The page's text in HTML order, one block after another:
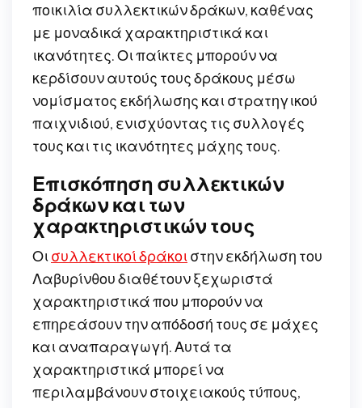
ποικιλία συλλεκτικών δράκων, καθένας
με μοναδικά χαρακτηριστικά και
ικανότητες. Οι παίκτες μπορούν να
κερδίσουν αυτούς τους δράκους μέσω
νομίσματος εκδήλωσης και στρατηγικού
παιχνιδιού, ενισχύοντας τις συλλογές
τους και τις ικανότητες μάχης τους.
Επισκόπηση συλλεκτικών
δράκων και των
χαρακτηριστικών τους
Οισυλλεκτικοί δράκοιστην εκδήλωση του
Λαβυρίνθου διαθέτουν ξεχωριστά
χαρακτηριστικά που μπορούν να
επηρεάσουν την απόδοσή τους σε μάχες
και αναπαραγωγή. Αυτά τα
χαρακτηριστικά μπορεί να
περιλαμβάνουν στοιχειακούς τύπους,